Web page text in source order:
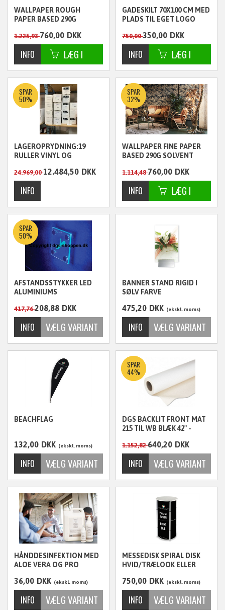
WALLPAPER ROUGH
PAPER BASED 290G
1.225,93760,00 DKK
ekskl. moms
GADESKILT 70X100 CM MED
PLADS TIL EGET LOGO
750,00350,00 DKK
ekskl. moms
SPAR
50%
LAGEROPRYDNING:19
RULLER VINYL OG
24.969,0012.484,50 DKK
ekskl. moms
SPAR
32%
WALLPAPER FINE PAPER
BASED 290G SOLVENT
1.114,48760,00 DKK
ekskl. moms
SPAR
50%
AFSTANDSSTYKKER LED
ALUMINIUMS
417,76208,88 DKK
ekskl. moms
BANNER STAND RIGID I
SØLV FARVE
475,20 DKK ekskl. moms
BEACHFLAG
132,00 DKK ekskl. moms
SPAR
44%
DGS BACKLIT FRONT MAT
215 TIL WB BLÆK 42" -
1.152,82640,20 DKK
ekskl. moms
HÅNDDESINFEKTION MED
ALOE VERA OG PRO
36,00 DKK ekskl. moms
MESSEDISK SPIRAL DISK
HVID/TRÆLOOK ELLER
750,00 DKK ekskl. moms